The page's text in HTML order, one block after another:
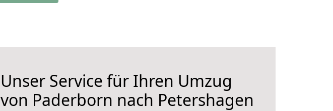
Unser Service für Ihren Umzug
von Paderborn nach Petershagen